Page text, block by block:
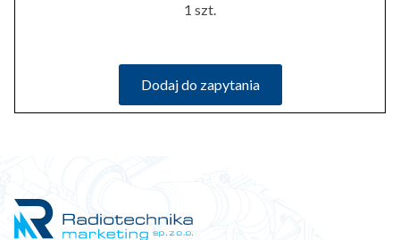
1 szt.
Dodaj do zapytania